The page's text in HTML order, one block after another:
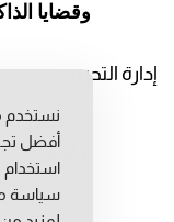
وقضايا
إدارة التحرير
رئيس
رئيس
نستخدم
أفضل
سياسة